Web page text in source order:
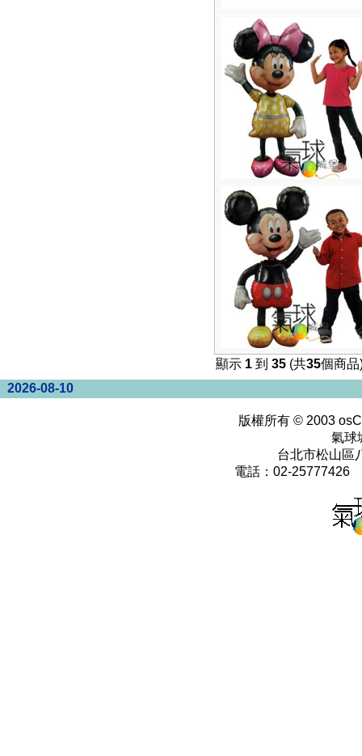
顯示 1 到 35 (共35個商品
2026-08-10
版權所有 © 2003
氣球
台北市松山區
電話：02-25777426